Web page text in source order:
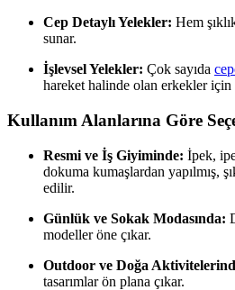
Cep Detaylı Yelekler: Hem
sunar.
İşlevsel Yelekler: Çok sayıda
hareket halinde olan erkekler
Kullanım Alanlarına Göre
Resmi ve İş Giyiminde: İpek,
dokuma kumaşlardan yapılmış,
edilir.
Günlük ve Sokak Modasında:
modeller öne çıkar.
Outdoor ve Doğa
tasarımlar ön plana çıkar.